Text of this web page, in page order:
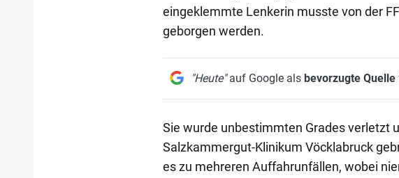
eingeklemmte Lenkerin musste von der
geborgen werden.
"Heute"auf Google als bevorzugte Quelle
Sie wurde unbestimmten Grades verletzt
Salzkammergut-Klinikum Vöcklabruck
es zu mehreren Auffahrunfällen, wobei